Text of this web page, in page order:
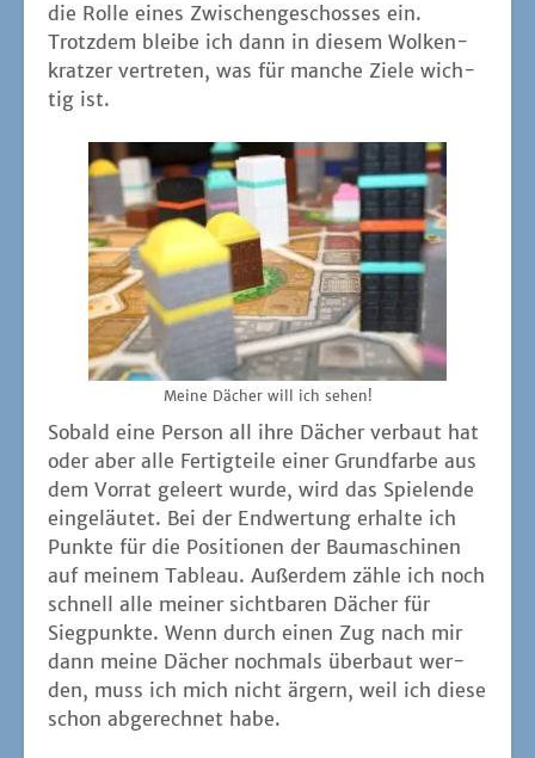
die Rol­le eines Zwi­schen­ge­schos­ses ein.
Trotz­dem blei­be ich dann in die­sem Wol­ken­
krat­zer ver­tre­ten, was für man­che Zie­le wich­
tig ist.
Mei­ne Dächer will ich sehen!
Sobald eine Per­son all ihre Dächer ver­baut hat
oder aber alle Fer­tig­tei­le einer Grund­far­be aus
dem Vor­rat geleert wur­de, wird das Spie­len­de
ein­ge­läu­tet. Bei der End­wer­tung erhal­te ich
Punk­te für die Posi­tio­nen der Bau­ma­schi­nen
auf mei­nem Tableau. Außer­dem zäh­le ich noch
schnell alle mei­ner sicht­ba­ren Dächer für
Sieg­punk­te. Wenn durch einen Zug nach mir
dann mei­ne Dächer noch­mals über­baut wer­
den, muss ich mich nicht ärgern, weil ich die­se
schon abge­rech­net habe.